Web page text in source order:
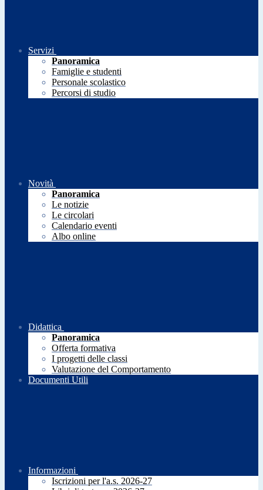
Servizi
Panoramica
Famiglie e studenti
Personale scolastico
Percorsi di studio
Novità
Panoramica
Le notizie
Le circolari
Calendario eventi
Albo online
Didattica
Panoramica
Offerta formativa
I progetti delle classi
Valutazione del Comportamento
Documenti Utili
Informazioni
Iscrizioni per l'a.s. 2026-27